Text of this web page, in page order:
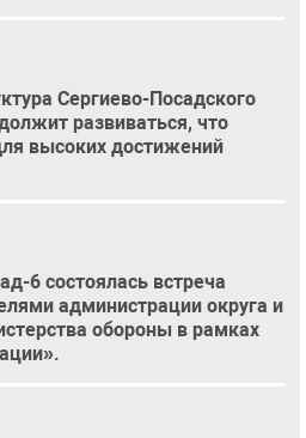
Сергиево-Посадского
развиваться, что
высоких достижений
6 состоялась встреча
администрации округа и
обороны в рамках